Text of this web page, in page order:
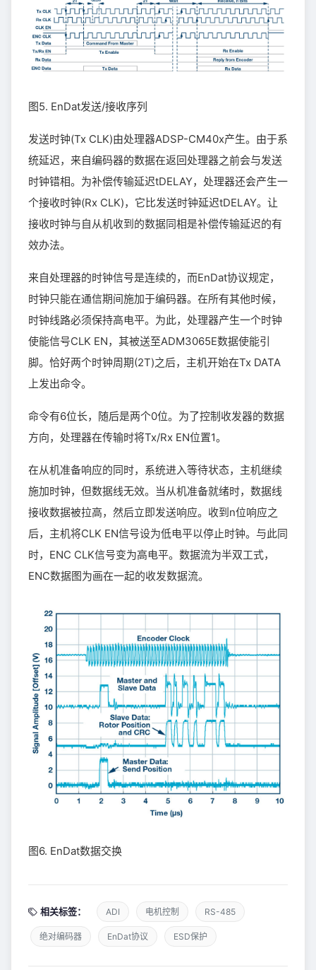
图5. EnDat发送/接收序列
发送时钟(Tx CLK)由处理器ADSP-CM40x产生。由于系
统延迟，来自编码器的数据在返回处理器之前会与发送
时钟错相。为补偿传输延迟tDELAY，处理器还会产生一
个接收时钟(Rx CLK)，它比发送时钟延迟tDELAY。让
接收时钟与自从机收到的数据同相是补偿传输延迟的有
效办法。
来自处理器的时钟信号是连续的，而EnDat协议规定，
时钟只能在通信期间施加于编码器。在所有其他时候，
时钟线路必须保持高电平。为此，处理器产生一个时钟
使能信号CLK EN，其被送至ADM3065E数据使能引
脚。恰好两个时钟周期(2T)之后，主机开始在Tx DATA
上发出命令。
命令有6位长，随后是两个0位。为了控制收发器的数据
方向，处理器在传输时将Tx/Rx EN位置1。
在从机准备响应的同时，系统进入等待状态，主机继续
施加时钟，但数据线无效。当从机准备就绪时，数据线
接收数据被拉高，然后立即发送响应。收到n位响应之
后，主机将CLK EN信号设为低电平以停止时钟。与此同
时，ENC CLK信号变为高电平。数据流为半双工式，
ENC数据图为画在一起的收发数据流。
图6. EnDat数据交换
相关标签： ADI 电机控制 RS-485
绝对编码器 EnDat协议 ESD保护